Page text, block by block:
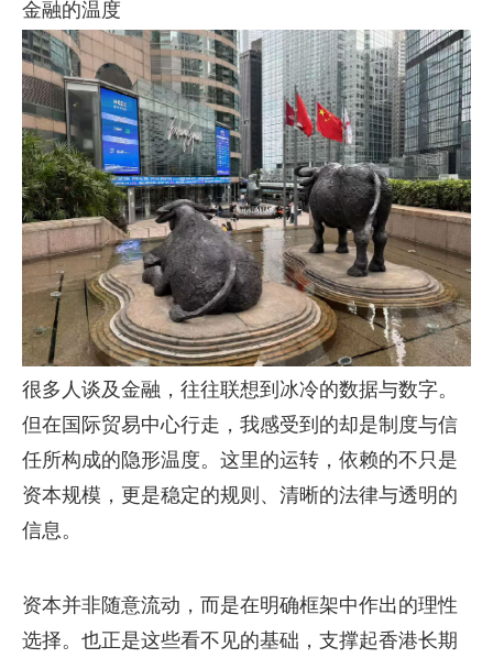
金融的温度
很多人谈及金融，往往联想到冰冷的数据与数字。
但在国际贸易中心行走，我感受到的却是制度与信
任所构成的隐形温度。这里的运转，依赖的不只是
资本规模，更是稳定的规则、清晰的法律与透明的
信息。
资本并非随意流动，而是在明确框架中作出的理性
选择。也正是这些看不见的基础，支撑起香港长期